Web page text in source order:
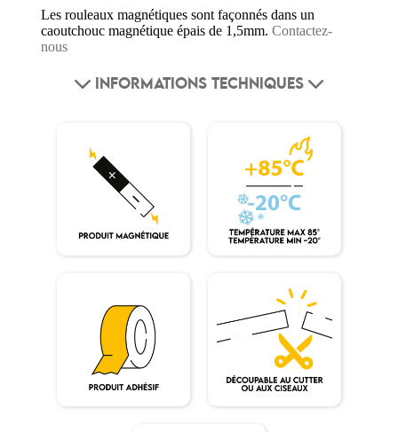
Les rouleaux magnétiques sont façonnés dans un
caoutchouc magnétique épais de 1,5mm.Contactez-
nous
INFORMATIONS TECHNIQUES